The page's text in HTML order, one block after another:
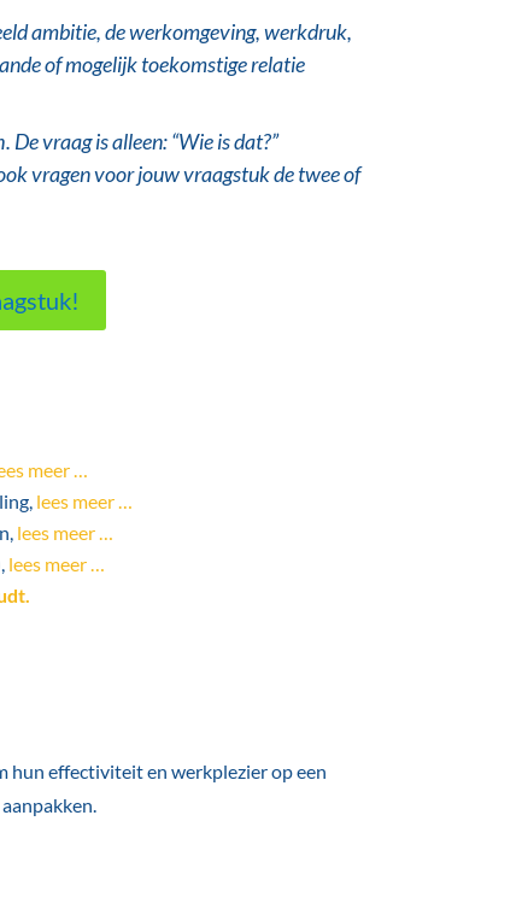
ambitie, de werkomgeving, werkdruk,
of mogelijk toekomstige relatie
vraag is alleen: “Wie is dat?”
vragen voor jouw vraagstuk de twee of
meer …
lees meer …
lees meer …
lees meer …
hun effectiviteit en werkplezier op een